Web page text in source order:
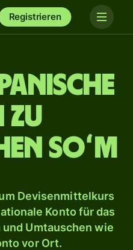
Registrieren
zu
Soʻm
Devisenmittelkurs
Konto für das
Umtauschen wie
vor Ort.